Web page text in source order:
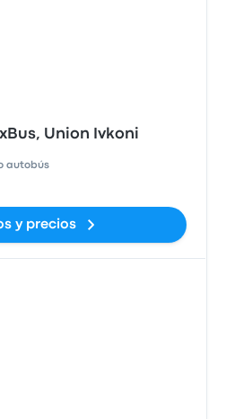
Union Ivkoni
autobús
y precios